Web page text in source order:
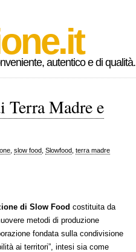
autentico e di qualità.
Madre e
slow food Slowfood terra madre
di Slow Food costituita da
metodi di produzione
fondata sulla condivisione
ai territori”, intesi sia come